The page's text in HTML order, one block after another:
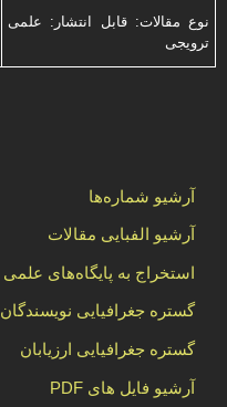
نوع مقالات: قابل انتشار: علمی
ترویجی
آرشیو شماره‌ها
آرشیو الفبایی مقالات
استخراج به پایگاه‌های علمی
گستره جغرافیایی نویسندگان
گستره جغرافیایی ارزیابان
آرشیو فایل های PDF